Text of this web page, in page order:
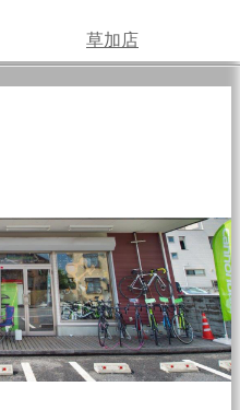
草加店